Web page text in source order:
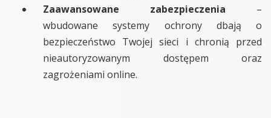
Zaawansowane zabezpieczenia –
wbudowane systemy ochrony dbają o
bezpieczeństwo Twojej sieci i chronią przed
nieautoryzowanym dostępem oraz
zagrożeniami online.